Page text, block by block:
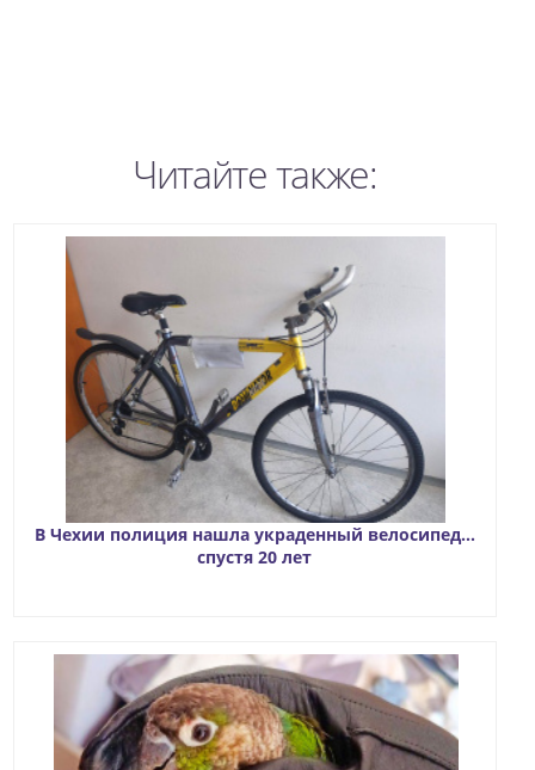
Читайте также:
В Чехии полиция нашла украденный велосипед…
спустя 20 лет